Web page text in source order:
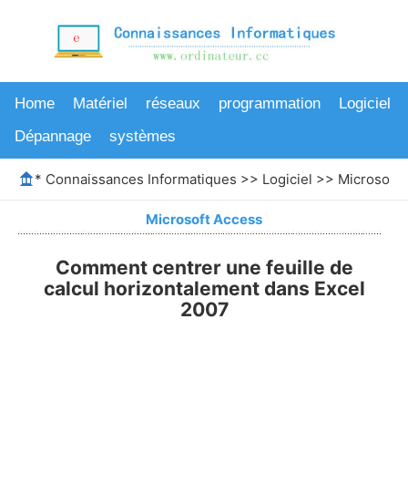
Home Matériel réseaux programmation
Logiciel
Dépannage
systèmes
* Connaissances Informatiques >> Logiciel >> Microsoft
Microsoft Access
Comment centrer une feuille de
calcul horizontalement dans Excel
2007